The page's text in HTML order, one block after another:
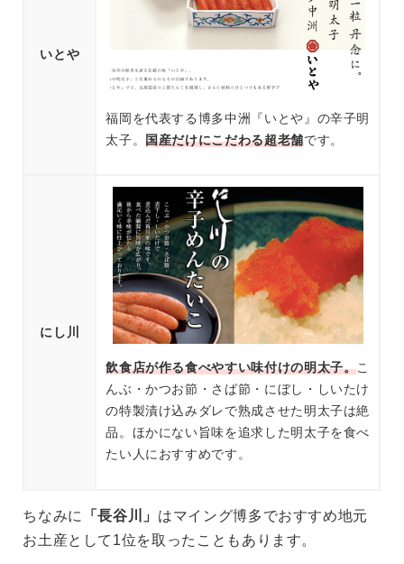
いとや
福岡を代表する博多中洲『いとや』の辛子明
太子。国産だけにこだわる超老舗です。
にし川
飲食店が作る食べやすい味付けの明太子。こ
んぶ・かつお節・さば節・にぼし・しいたけ
の特製漬け込みダレで熟成させた明太子は絶
品。ほかにない旨味を追求した明太子を食べ
たい人におすすめです。
ちなみに 「長谷川」 はマイング博多でおすすめ地元
お土産として1位を取ったこともあります。